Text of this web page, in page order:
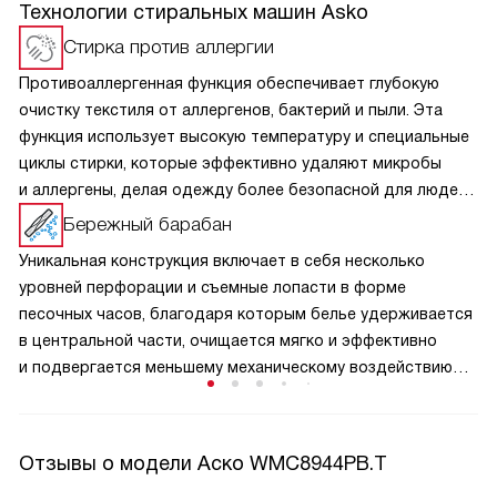
Технологии стиральных машин Asko
Cтирка против аллергии
Противоаллергенная функция обеспечивает глубокую
очистку текстиля от аллергенов, бактерий и пыли. Эта
функция использует высокую температуру и специальные
циклы стирки, которые эффективно удаляют микробы
и аллергены, делая одежду более безопасной для людей
с чувствительной кожей и аллергиями. Такой подход
способствует созданию здоровой атмосферы в доме.
Бережный барабан
Уникальная конструкция включает в себя несколько
уровней перфорации и съемные лопасти в форме
песочных часов, благодаря которым белье удерживается
в центральной части, очищается мягко и эффективно
и подвергается меньшему механическому воздействию
Отзывы о модели Аско WMC8944PB.T